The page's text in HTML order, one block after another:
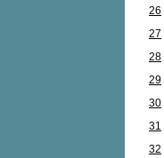
26
27
28
29
30
31
32